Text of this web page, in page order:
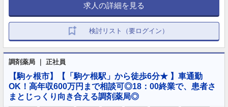
求人の詳細を見る
検討リスト（要ログイン）
調剤薬局 ｜ 正社員
【駒ヶ根市】【「駒ケ根駅」から徒歩6分★ 】車通勤
OK！高年収600万円まで相談可◎18：00終業で、患者さ
まとじっくり向き合える調剤薬局◎